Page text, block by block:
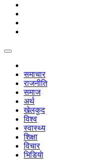
समाचार
राजनीति
समाज
अर्थ
खेलकुद
विश्व
स्वास्थ्य
शिक्षा
विचार
भिडियाे